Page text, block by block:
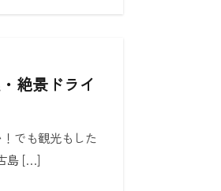
絶景ドライ
でも観光もした
島 […]